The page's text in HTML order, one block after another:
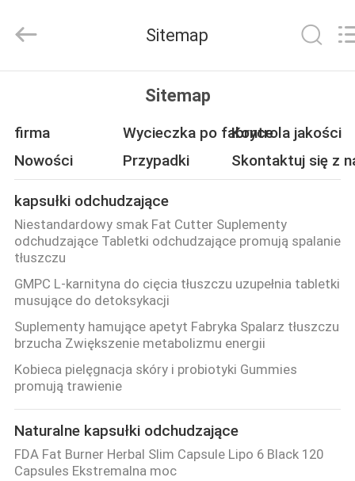
PRODUKTY
FILMY
O
NAS
WYCIECZKA
PO
FABRYCE
KONTROLA
JAKOŚCI
Ltd..
Reserved.
Sitemap
Sitemap
firma Wycieczka po fabryceKontrola jakości
Nowości
Przypadki Skontaktuj się z
kapsułki odchudzające
Niestandardowy smak Fat Cutter Suplementy
odchudzające Tabletki odchudzające promują spalanie
tłuszczu
GMPC L-karnityna do cięcia tłuszczu uzupełnia tabletki
musujące do detoksykacji
Suplementy hamujące apetyt Fabryka Spalarz tłuszczu
brzucha Zwiększenie metabolizmu energii
Kobieca pielęgnacja skóry i probiotyki Gummies
promują trawienie
Naturalne kapsułki odchudzające
FDA Fat Burner Herbal Slim Capsule Lipo 6 Black 120
Capsules Ekstremalna moc